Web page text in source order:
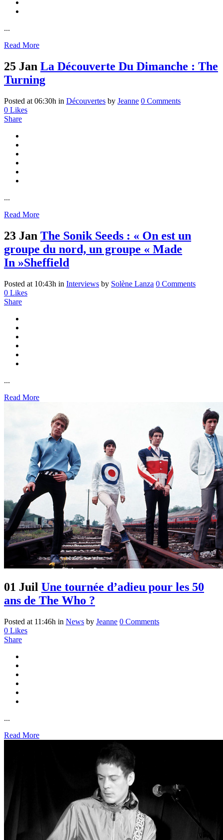
...
Read More
25 Jan La Découverte Du Dimanche : The
Turning
Posted at 06:30h in Découvertes by Jeanne 0 Comments
0 Likes
Share
...
Read More
23 Jan The Sonik Seeds : « On est un
groupe du nord, un groupe « Made
In »Sheffield
Posted at 10:43h in Interviews by Solène Lanza 0 Comments
0 Likes
Share
...
Read More
01 Juil Une tournée d’adieu pour les 50
ans de The Who ?
Posted at 11:46h in News by Jeanne 0 Comments
0 Likes
Share
...
Read More